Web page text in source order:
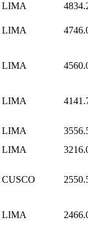
LIMA
LIMA
LIMA
LIMA
LIMA
LIMA
CUSCO
LIMA